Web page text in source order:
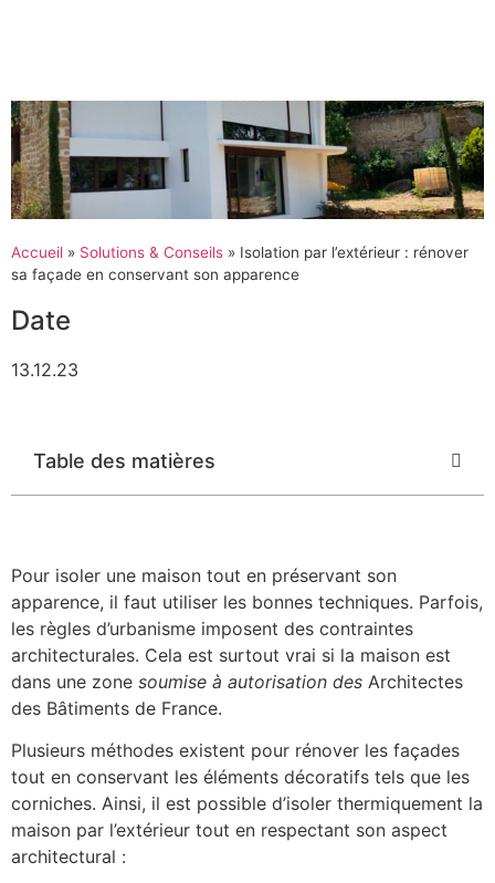
Accueil » Solutions & Conseils » Isolation par l’extérieur : rénover
sa façade en conservant son apparence
Date
13.12.23
Table des matières
Pour isoler une maison tout en préservant son
apparence, il faut utiliser les bonnes techniques. Parfois,
les règles d’urbanisme imposent des contraintes
architecturales. Cela est surtout vrai si la maison est
dans une zone soumise à autorisation des Architectes
des Bâtiments de France.
Plusieurs méthodes existent pour rénover les façades
tout en conservant les éléments décoratifs tels que les
corniches. Ainsi, il est possible d’isoler thermiquement la
maison par l’extérieur tout en respectant son aspect
architectural :